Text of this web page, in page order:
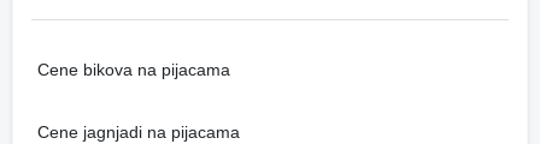
Cene bikova na pijacama
Cene jagnjadi na pijacama